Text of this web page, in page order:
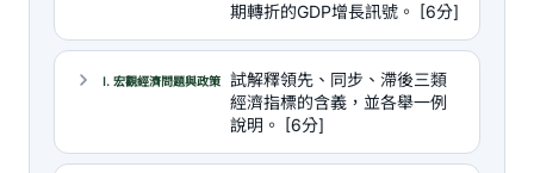
期轉折的GDP增長訊號。 [6分]
I. 宏觀經濟問題與政策
試解釋領先、同步、滯後三類
經濟指標的含義，並各舉一例
說明。 [6分]